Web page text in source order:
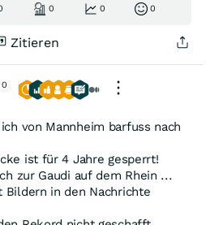
0 0 0
Zitieren
0
von Mannheim barfuss nach
ist für 4 Jahre gesperrt!
zur Gaudi auf dem Rhein ...
Bildern in den Nachrichte